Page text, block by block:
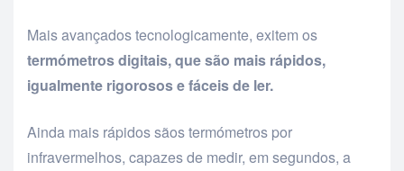
Mais avançados tecnologicamente, exitem os
termómetros digitais, que são mais rápidos,
igualmente rigorosos e fáceis de ler.
Ainda mais rápidos sãos termómetros por
infravermelhos, capazes de medir, em segundos, a